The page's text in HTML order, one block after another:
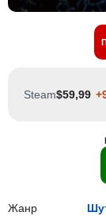
Steam$59,99
Жанр